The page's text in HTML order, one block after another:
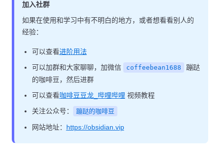
加入社群
如果在使用和学习中有不明白的地方，或者想看看别人的
经验：
可以查看进阶用法
可以加群和大家聊聊，加微信
coffeebean1688
蹦跶
的咖啡豆，然后进群
可以查看咖啡豆豆龙_哔哩哔哩 视频教程
关注公众号：
蹦跶的咖啡豆
网站地址： https://obsidian.vip